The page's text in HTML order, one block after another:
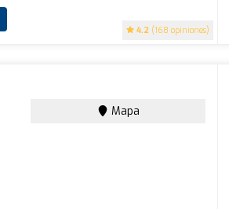
4.2 (168 opiniones)
Mapa